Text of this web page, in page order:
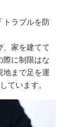
トラブルを防
、家を建てて
際に制限はな
地まで足を運
ています。